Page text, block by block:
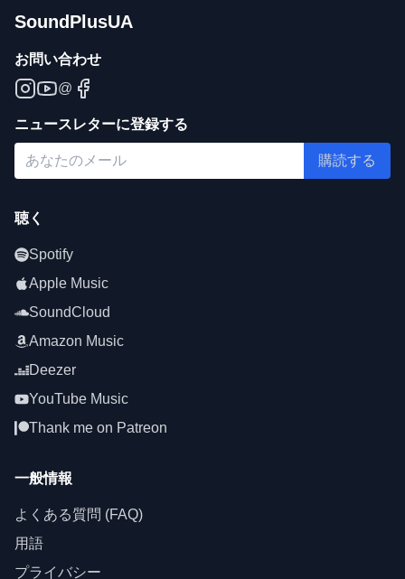
SoundPlusUA
お問い合わせ
@
ニュースレターに登録する
購読する
聴く
Spotify
Apple Music
SoundCloud
Amazon Music
Deezer
YouTube Music
Thank me on Patreon
一般情報
よくある質問 (FAQ)
用語
プライバシー